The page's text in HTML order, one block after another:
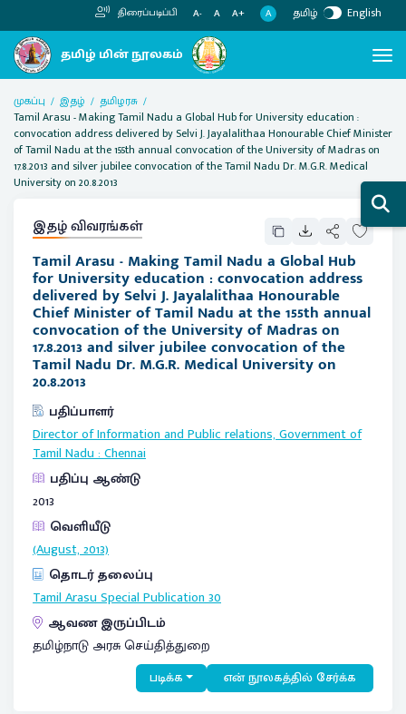
திரைப்படிப்பி A- A A+ A தமிழ் English
முகப்பு இதழ்
தமிழரசு
Tamil Arasu - Making Tamil Nadu a Global Hub for University education :
convocation address delivered by Selvi J. Jayalalithaa Honourable Chief Minister
of Tamil Nadu at the 155th annual convocation of the University of Madras on
17.8.2013 and silver jubilee convocation of the Tamil Nadu Dr. M.G.R. Medical
University on 20.8.2013
இதழ் விவரங்கள்
Tamil Arasu - Making Tamil Nadu a Global Hub
for University education : convocation address
delivered by Selvi J. Jayalalithaa Honourable
Chief Minister of Tamil Nadu at the 155th annual
convocation of the University of Madras on
17.8.2013 and silver jubilee convocation of the
Tamil Nadu Dr. M.G.R. Medical University on
20.8.2013
பதிப்பாளர்
Director of Information and Public relations, Government of
Tamil Nadu:Chennai
பதிப்பு ஆண்டு
2013
வெளியீடு
(August, 2013)
தொடர் தலைப்பு
Tamil Arasu Special Publication30
ஆவண இருப்பிடம்
தமிழ்நாடு அரசு செய்தித்துறை
படிக்க என் நூலகத்தில் சேர்க்க